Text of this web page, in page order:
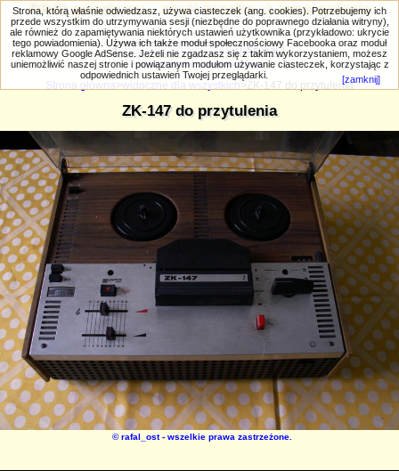
PRIV.gtlodz.eu - czyli trochę ;) inna galeria
Wyszukiwanie zaawansowane
Strona główna widoczne dla wszystkich >ZK-147 do przytulenia
ZK-147 do przytulenia
©rafal_ost- wszelkie prawa zastrzeżone.
Strona, którą właśnie odwiedzasz, używa ciasteczek (ang. cookies). Potrzebujemy ich
przede wszystkim do utrzymywania sesji (niezbędne do poprawnego działania witryny),
ale również do zapamiętywania niektórych ustawień użytkownika (przykładowo: ukrycie
tego powiadomienia). Używa ich także moduł społecznościowy Facebooka oraz moduł
reklamowy Google AdSense. Jeżeli nie zgadzasz się z takim wykorzystaniem, możesz
uniemożliwić naszej stronie i powiązanym modułom używanie ciasteczek, korzystając z
odpowiednich ustawień Twojej przeglądarki.
[zamknij]